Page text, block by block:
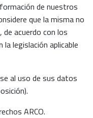
de nuestros
que la misma no
acuerdo con los
legislación aplicable
al uso de sus datos
ARCO.